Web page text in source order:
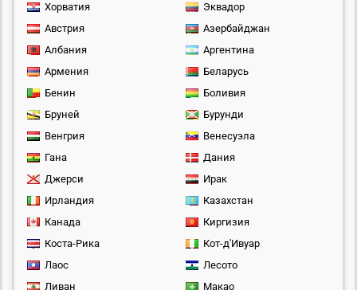
Хорватия
Эквадор
Австрия
Азербайджан
Албания
Аргентина
Армения
Беларусь
Бенин
Боливия
Бруней
Бурунди
Венгрия
Венесуэла
Гана
Дания
Джерси
Ирак
Ирландия
Казахстан
Канада
Киргизия
Коста-Рика
Кот-д'Ивуар
Лаос
Лесото
Ливан
Макао